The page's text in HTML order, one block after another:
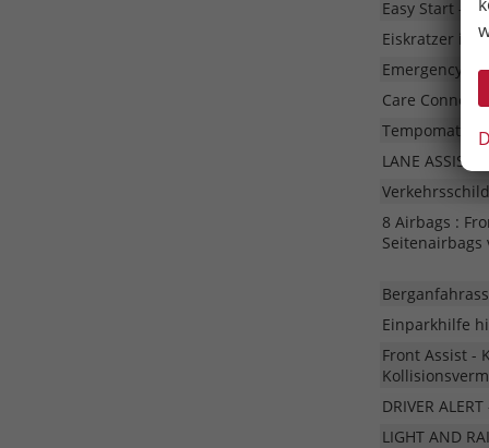
Easy Start -
Eiskratzer im
Emergency
Care Connect
Tempomat
LANE ASSIST
8 Airbags :
Einparkhilfe
Front Assist -
DRIVER
LIGHT AND